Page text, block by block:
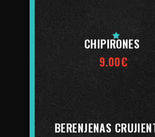
CHIPIRONES
9.00€
BERENJENAS